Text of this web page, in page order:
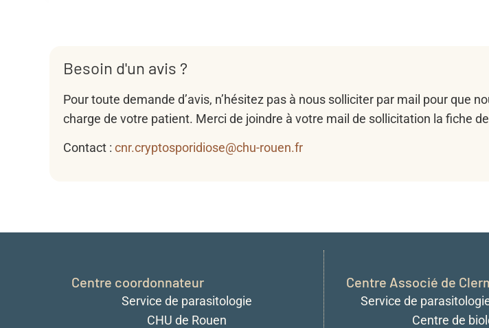
Besoin d'un avis ?
Pour toute demande d’avis, n’hésitez pas à nous solliciter par mail pour que
charge de votre patient. Merci de joindre à votre mail de sollicitation la fiche
Contact : cnr.cryptosporidiose@chu-rouen.fr
Centre coordonnateur
Service de parasitologie
CHU de Rouen
Centre Associé de
Service de
Centre de